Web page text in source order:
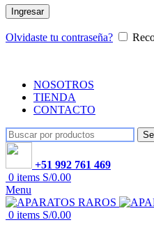
Ingresar
Olvidaste tu contraseña?
NOSOTROS
TIENDA
CONTACTO
+51 992 761 469
0 items S/0.00
Menu
0 items S/0.00